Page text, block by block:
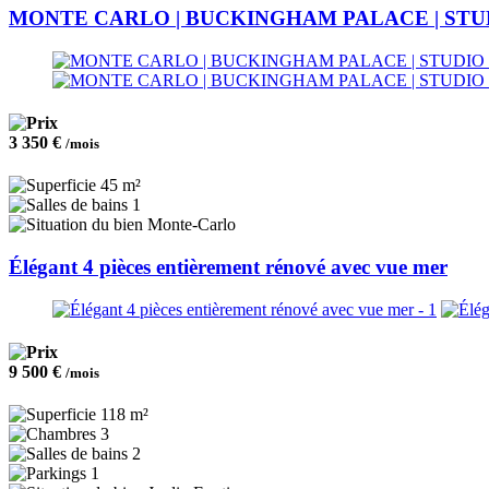
MONTE CARLO | BUCKINGHAM PALACE |
3 350 € /mois
45 m²
1
Monte-Carlo
Élégant 4 pièces entièrement rénové avec vue mer
9 500 € /mois
118 m²
3
2
1